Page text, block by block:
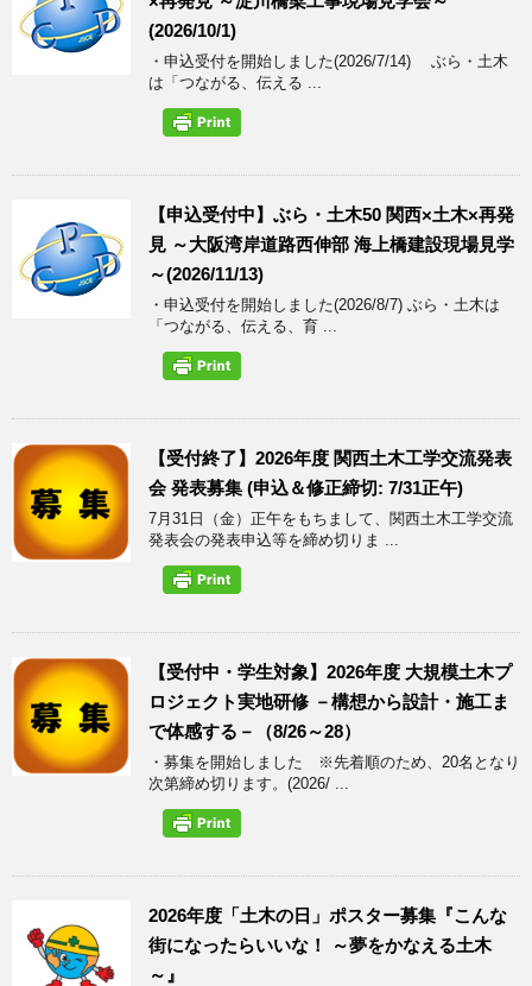
(2026/10/1)
・申込受付を開始しました(2026/7/14) ぶら・土木
は「つながる、伝える ...
【申込受付中】ぶら・土木50 関西×土木×再発
見 ～大阪湾岸道路西伸部 海上橋建設現場見学
～(2026/11/13)
・申込受付を開始しました(2026/8/7) ぶら・土木は
「つながる、伝える、育 ...
【受付終了】2026年度 関西土木工学交流発表
会 発表募集 (申込＆修正締切: 7/31正午)
7月31日（金）正午をもちまして、関西土木工学交流
発表会の発表申込等を締め切りま ...
【受付中・学生対象】2026年度 大規模土木プ
ロジェクト実地研修 －構想から設計・施工ま
で体感する－（8/26～28）
・募集を開始しました ※先着順のため、20名となり
次第締め切ります。(2026/ ...
2026年度「土木の日」ポスター募集『こんな
街になったらいいな！ ～夢をかなえる土木
～』